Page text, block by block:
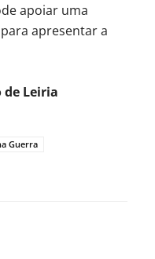
apoiar uma
apresentar a
de Leiria
Guerra